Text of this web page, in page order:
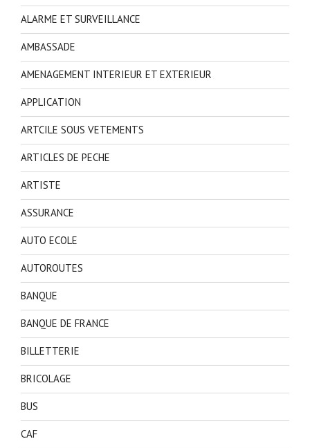
ALARME ET SURVEILLANCE
AMBASSADE
AMENAGEMENT INTERIEUR ET EXTERIEUR
APPLICATION
ARTCILE SOUS VETEMENTS
ARTICLES DE PECHE
ARTISTE
ASSURANCE
AUTO ECOLE
AUTOROUTES
BANQUE
BANQUE DE FRANCE
BILLETTERIE
BRICOLAGE
BUS
CAF